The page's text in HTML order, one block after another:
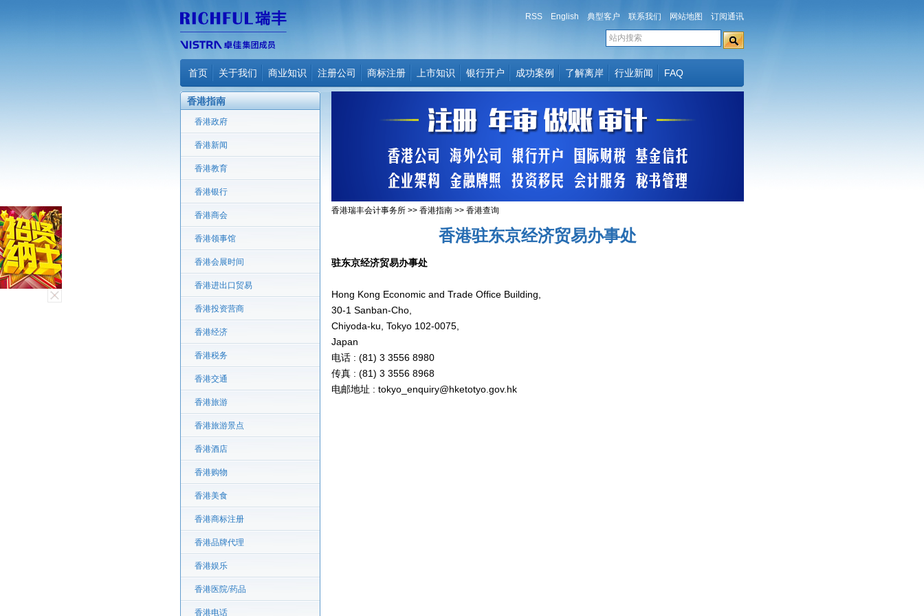
RSS English 典型客户 联系我们 网站地图 订阅通讯
首页 关于我们 商业知识 注册公司 商标注册 上市知识 银行开户 成功案例 了解离岸 行业新闻 FAQ
香港指南
香港政府
香港新闻
香港教育
香港银行
香港商会
香港领事馆
香港会展时间
香港进出口贸易
香港投资营商
香港经济
香港税务
香港交通
香港旅游
香港旅游景点
香港酒店
香港购物
香港美食
香港商标注册
香港品牌代理
香港娱乐
香港医院/药品
香港电话
香港瑞丰会计事务所 >> 香港指南 >> 香港查询
香港驻东京经济贸易办事处
驻东京经济贸易办事处
Hong Kong Economic and Trade Office Building,
30-1 Sanban-Cho,
Chiyoda-ku, Tokyo 102-0075,
Japan
电话 : (81) 3 3556 8980
传真 : (81) 3 3556 8968
电邮地址 : tokyo_enquiry@hketotyo.gov.hk